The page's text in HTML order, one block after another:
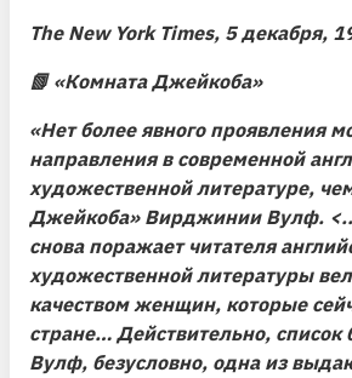
The New York Times, 5 декабря,
📗 «Комната Джейкоба»
«Нет более явного проявления
направления в современной
художественной литературе,
Джейкоба» Вирджинии Вулф.
снова поражает читателя
художественной литературы
качеством женщин, которые
стране… Действительно, список
Вулф, безусловно, одна из